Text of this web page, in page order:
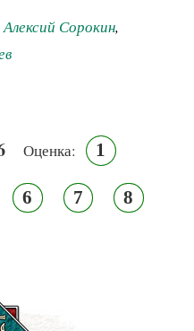
Сорокин,
Оценка: 1
6 7 8